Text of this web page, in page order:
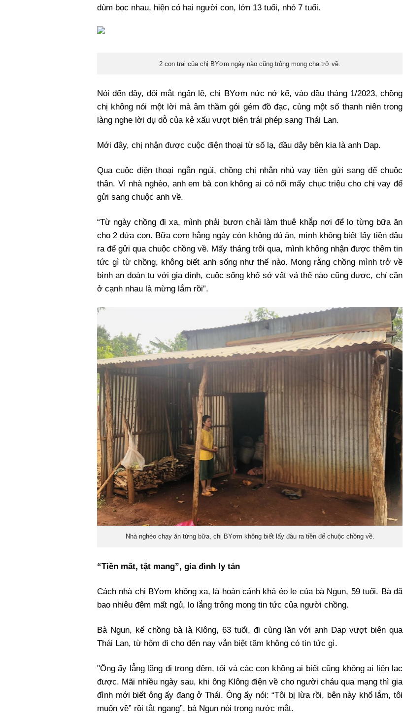
dùm bọc nhau, hiện có hai người con, lớn 13 tuổi, nhỏ 7 tuổi.
2 con trai của chị BYơm ngày nào cũng trông mong cha trở về.
Nói đến đây, đôi mắt ngấn lệ, chị BYơm nức nở kể, vào đầu tháng 1/2023, chồng
chị không nói một lời mà âm thầm gói gém đồ đạc, cùng một số thanh niên trong
làng nghe lời dụ dỗ của kẻ xấu vượt biên trái phép sang Thái Lan.
Mới đây, chị nhận được cuộc điện thoại từ số lạ, đầu dây bên kia là anh Dap.
Qua cuộc điện thoại ngắn ngủi, chồng chị nhắn nhủ vay tiền gửi sang để chuộc
thân. Vì nhà nghèo, anh em bà con không ai có nổi mấy chục triệu cho chị vay để
gửi sang chuộc anh về.
“Từ ngày chồng đi xa, mình phải bươn chải làm thuê khắp nơi để lo từng bữa ăn
cho 2 đứa con. Bữa cơm hằng ngày còn không đủ ăn, mình không biết lấy tiền đâu
ra để gửi qua chuộc chồng về. Mấy tháng trôi qua, mình không nhận được thêm tin
tức gì từ chồng, không biết anh sống như thế nào. Mong rằng chồng mình trở về
bình an đoàn tụ với gia đình, cuộc sống khổ sở vất vả thế nào cũng được, chỉ cần
ở cạnh nhau là mừng lắm rồi”.
Nhà nghèo chạy ăn từng bữa, chị BYơm không biết lấy đâu ra tiền để chuộc chồng về.
“Tiền mất, tật mang”, gia đình ly tán
Cách nhà chị BYơm không xa, là hoàn cảnh khá éo le của bà Ngun, 59 tuổi. Bà đã
bao nhiêu đêm mất ngủ, lo lắng trông mong tin tức của người chồng.
Bà Ngun, kể chồng bà là Klông, 63 tuổi, đi cùng lần với anh Dap vượt biên qua
Thái Lan, từ hôm đi cho đến nay vẫn biệt tăm không có tin tức gì.
"Ông ấy lẳng lặng đi trong đêm, tôi và các con không ai biết cũng không ai liên lạc
được. Mãi nhiều ngày sau, khi ông Klông điện về cho người cháu qua mạng thì gia
đình mới biết ông ấy đang ở Thái. Ông ấy nói: “Tôi bị lừa rồi, bên này khổ lắm, tôi
muốn về” rồi tắt ngang”, bà Ngun nói trong nước mắt.